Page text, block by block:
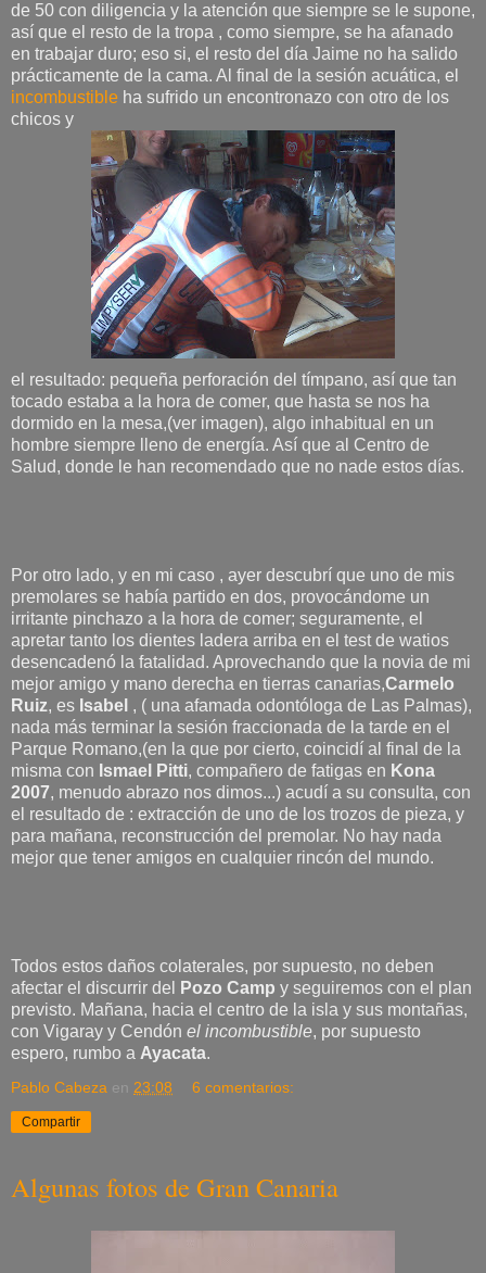
de 50 con diligencia y la atención que siempre se le supone,
así que el resto de la tropa , como siempre, se ha afanado
en trabajar duro; eso si, el resto del día Jaime no ha salido
prácticamente de la cama. Al final de la sesión acuática, el
incombustible ha sufrido un encontronazo con otro de los
chicos y
el resultado: pequeña perforación del tímpano, así que tan
tocado estaba a la hora de comer, que hasta se nos ha
dormido en la mesa,(ver imagen), algo inhabitual en un
hombre siempre lleno de energía. Así que al Centro de
Salud, donde le han recomendado que no nade estos días.
Por otro lado, y en mi caso , ayer descubrí que uno de mis
premolares se había partido en dos, provocándome un
irritante pinchazo a la hora de comer; seguramente, el
apretar tanto los dientes ladera arriba en el test de watios
desencadenó la fatalidad. Aprovechando que la novia de mi
mejor amigo y mano derecha en tierras canarias,Carmelo
Ruiz, es Isabel , ( una afamada odontóloga de Las Palmas),
nada más terminar la sesión fraccionada de la tarde en el
Parque Romano,(en la que por cierto, coincidí al final de la
misma con Ismael Pitti, compañero de fatigas en Kona
2007, menudo abrazo nos dimos...) acudí a su consulta, con
el resultado de : extracción de uno de los trozos de pieza, y
para mañana, reconstrucción del premolar. No hay nada
mejor que tener amigos en cualquier rincón del mundo.
Todos estos daños colaterales, por supuesto, no deben
afectar el discurrir del
Pozo Camp y seguiremos con el plan
previsto. Mañana, hacia el centro de la isla y sus montañas,
con Vigaray y Cendón el incombustible, por supuesto
espero, rumbo a Ayacata.
Pablo Cabeza en 23:08 6 comentarios:
Compartir
Algunas fotos de Gran Canaria